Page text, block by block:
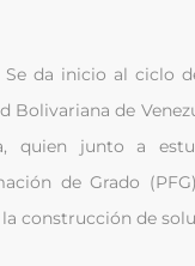
e da inicio al ciclo
Bolivariana de
quien junto a
de Grado
construcción de